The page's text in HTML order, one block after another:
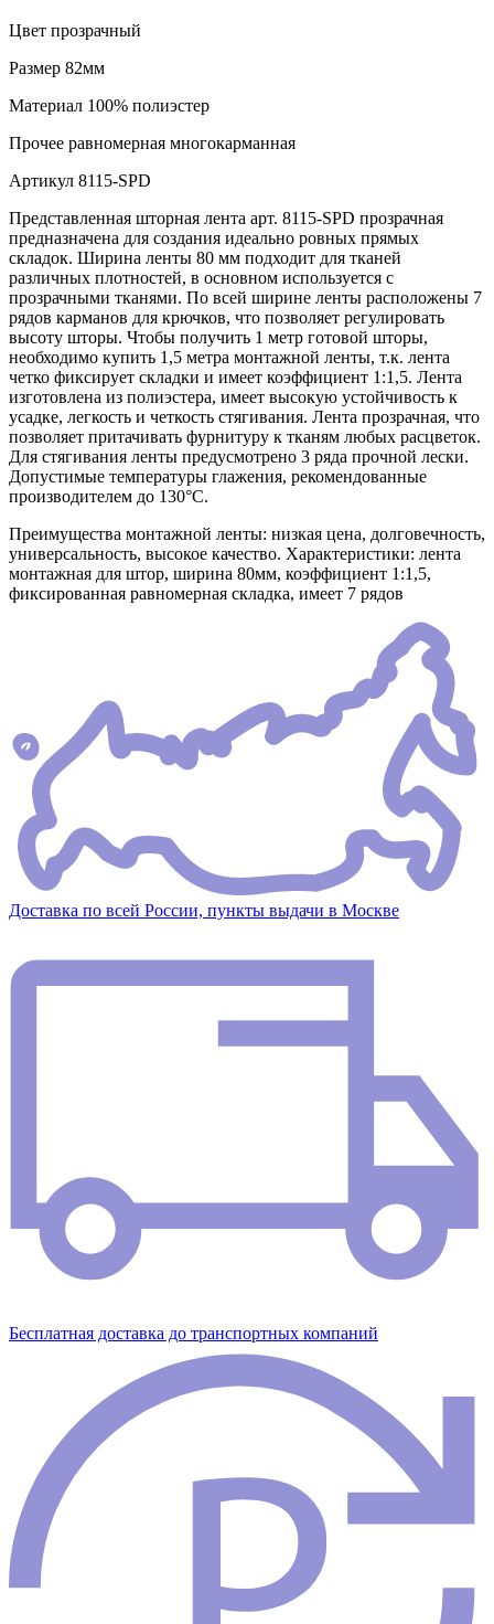
Цвет прозрачный
Размер 82мм
Материал 100% полиэстер
Прочее равномерная многокарманная
Артикул 8115-SPD
Представленная шторная лента арт. 8115-SPD прозрачная
предназначена для создания идеально ровных прямых
складок. Ширина ленты 80 мм подходит для тканей
различных плотностей, в основном используется с
прозрачными тканями. По всей ширине ленты расположены 7
рядов карманов для крючков, что позволяет регулировать
высоту шторы. Чтобы получить 1 метр готовой шторы,
необходимо купить 1,5 метра монтажной ленты, т.к. лента
четко фиксирует складки и имеет коэффициент 1:1,5. Лента
изготовлена из полиэстера, имеет высокую устойчивость к
усадке, легкость и четкость стягивания. Лента прозрачная, что
позволяет притачивать фурнитуру к тканям любых расцветок.
Для стягивания ленты предусмотрено 3 ряда прочной лески.
Допустимые температуры глажения, рекомендованные
производителем до 130°C.
Преимущества монтажной ленты: низкая цена, долговечность,
универсальность, высокое качество. Характеристики: лента
монтажная для штор, ширина 80мм, коэффициент 1:1,5,
фиксированная равномерная складка, имеет 7 рядов
Доставка по всей России, пункты выдачи в Москве
Бесплатная доставка до транспортных компаний